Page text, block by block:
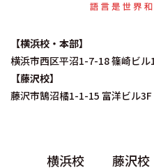
【横浜校・本部】
横浜市西区平沼1-7-18 篠崎ビ
【藤沢校】
藤沢市鵠沼橘1-1-15 富洋ビル3F
横浜校 藤沢校